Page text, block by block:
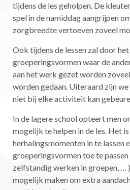
tijdens de les geholpen. De
spel in de namiddag aangrijpen
zorgbreedte vertoeven zoveel
Ook tijdens de lessen zal door
groeperingsvormen waar de
aan het werk gezet worden
worden gedaan. Uiteraard zijn
niet bij elke activiteit kan
In de lagere school opteert men
mogelijk te helpen in de les. Het
herhalingsmomenten in te lassen
groeperingsvormen toe te
zelfstandig werken in groepen, …
mogelijk maken om extra